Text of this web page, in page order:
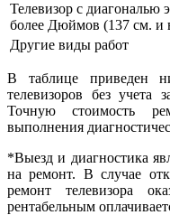
Телевизор с диагональю
более Дюймов (137 см. и
Другие виды работ
В таблице приведен
телевизоров без учета
Точную стоимость
выполнения
*Выезд и диагностика
на ремонт. В случае
ремонт телевизора
рентабельным